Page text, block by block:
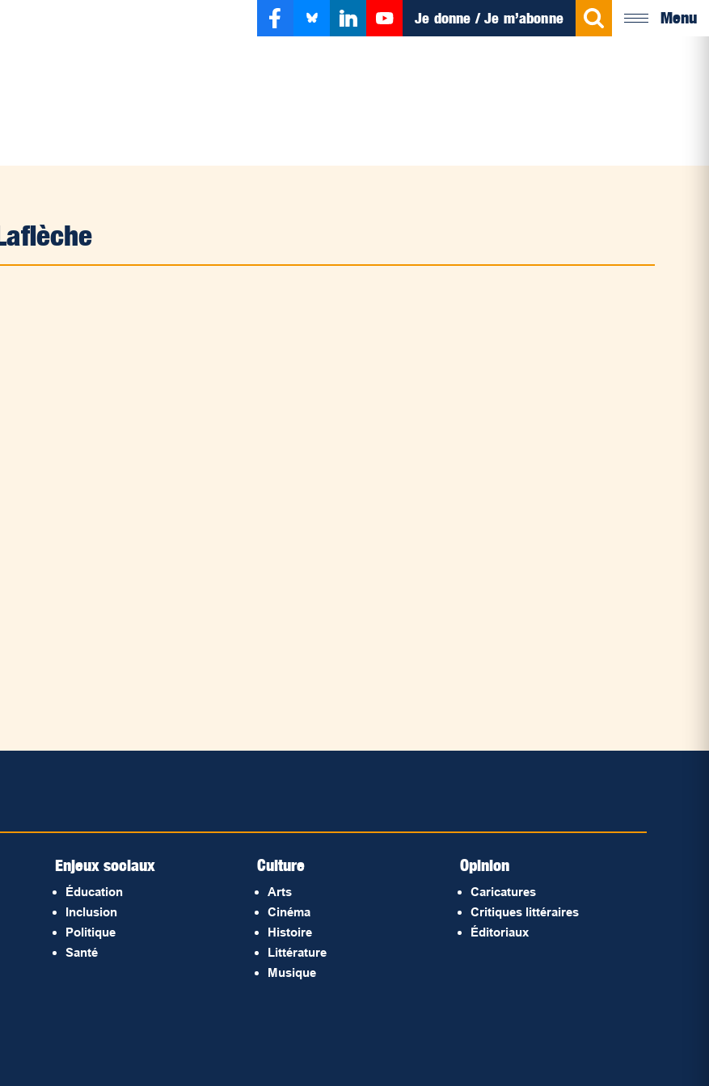
Je donne / Je m’abonne Menu
Enjeux sociaux
Éducation
Inclusion
Politique
Santé
Culture
Arts
Cinéma
Histoire
Littérature
Musique
Opinion
Caricatures
Critiques littéraires
Éditoriaux